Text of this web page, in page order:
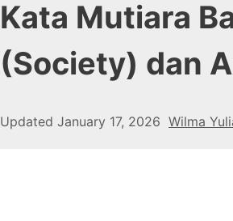
Kata Mutiara
(Society) dan
Updated January 17, 2026 Wilma